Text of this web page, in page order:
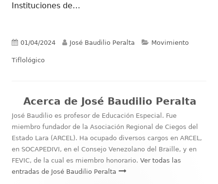
Instituciones de…
Publicado
el
01/04/2024 Autor
José Baudilio Peralta Categorías
Movimiento
Tiflológico
Acerca de José Baudilio Peralta
José Baudilio es profesor de Educación Especial. Fue
miembro fundador de la Asociación Regional de Ciegos del
Estado Lara (ARCEL). Ha ocupado diversos cargos en ARCEL,
en SOCAPEDIVI, en el Consejo Venezolano del Braille, y en
FEVIC, de la cual es miembro honorario. Ver todas las
entradas de José Baudilio Peralta